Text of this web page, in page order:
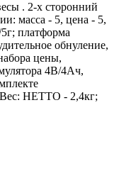
. 2-х сторонний
масса - 5, цена - 5,
платформа
обнуление,
цены,
4В/4Ач,
НЕТТО - 2,4кг;